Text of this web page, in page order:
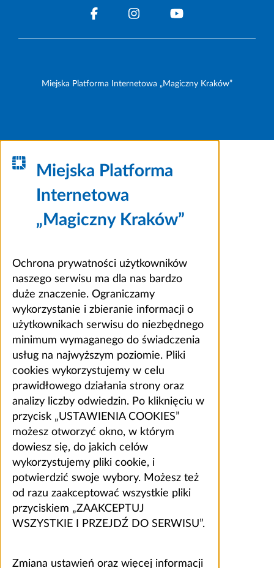
Miejska Platforma Internetowa „Magiczny Kraków”
Miejska Platforma
Internetowa
„Magiczny Kraków”
Ochrona prywatności użytkowników
naszego serwisu ma dla nas bardzo
duże znaczenie. Ograniczamy
wykorzystanie i zbieranie informacji o
użytkownikach serwisu do niezbędnego
minimum wymaganego do świadczenia
usług na najwyższym poziomie. Pliki
cookies wykorzystujemy w celu
prawidłowego działania strony oraz
analizy liczby odwiedzin. Po kliknięciu w
przycisk „USTAWIENIA COOKIES”
możesz otworzyć okno, w którym
dowiesz się, do jakich celów
wykorzystujemy pliki cookie, i
potwierdzić swoje wybory. Możesz też
od razu zaakceptować wszystkie pliki
przyciskiem „ZAAKCEPTUJ
WSZYSTKIE I PRZEJDŹ DO SERWISU”.
Zmiana ustawień oraz więcej informacji